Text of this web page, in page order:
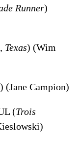
Runner)
Texas) (Wim
) (Jane Campion)
(Trois